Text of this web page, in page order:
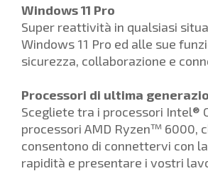
Windows 11 Pro
Super reattività in qualsiasi
Windows 11 Pro ed alle sue
sicurezza, collaborazione e
Processori di ultima
Scegliete tra i processori Intel®
processori AMD Ryzen™ 6000,
consentono di connettervi con
rapidità e presentare i vostri